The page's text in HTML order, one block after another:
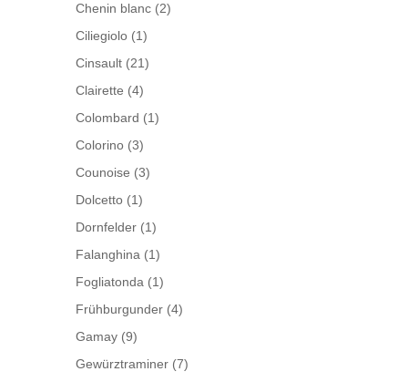
Chenin blanc (2)
Ciliegiolo (1)
Cinsault (21)
Clairette (4)
Colombard (1)
Colorino (3)
Counoise (3)
Dolcetto (1)
Dornfelder (1)
Falanghina (1)
Fogliatonda (1)
Frühburgunder (4)
Gamay (9)
Gewürztraminer (7)